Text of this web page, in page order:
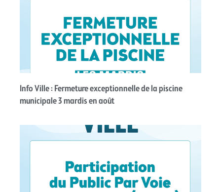
Info Ville : Fermeture exceptionnelle de la piscine
municipale 3 mardis en août